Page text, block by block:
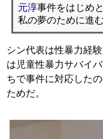
元淳事件をはじめ
私の夢のために進
シン代表は性暴力経
は児童性暴力サバイ
ちで事件に対応した
ためだ。